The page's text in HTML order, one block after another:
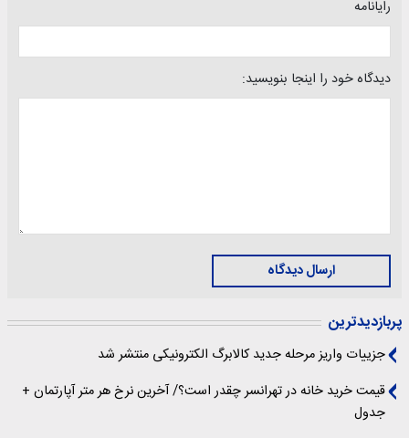
رایانامه
دیدگاه خود را اینجا بنویسید:
ارسال دیدگاه
پربازدیدترین
جزییات واریز مرحله جدید کالابرگ الکترونیکی منتشر شد
قیمت خرید خانه در تهرانسر چقدر است؟/ آخرین نرخ هر متر آپارتمان +
جدول